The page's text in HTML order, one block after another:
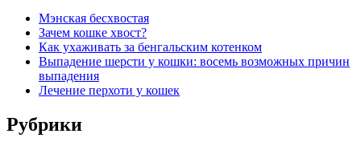
Мэнская бесхвостая
Зачем кошке хвост?
Как ухаживать за бенгальским котенком
Выпадение шерсти у кошки: восемь возможных причин
выпадения
Лечение перхоти у кошек
Рубрики